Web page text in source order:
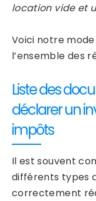
location vide et
Voici notre
l’ensemble des
Liste des
déclarer un
impôts
Il est souvent
différents types
correctement